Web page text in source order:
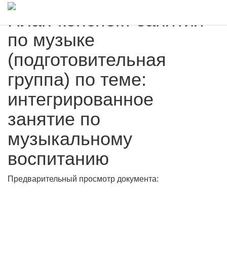
План-конспект занятия
по музыке
(подготовительная
группа) по теме:
интегрированное
занятие по
музыкальному
воспитанию
Предварительный просмотр документа: